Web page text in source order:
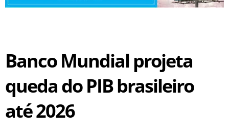
Banco Mundial projeta
queda do PIB brasileiro
até 2026